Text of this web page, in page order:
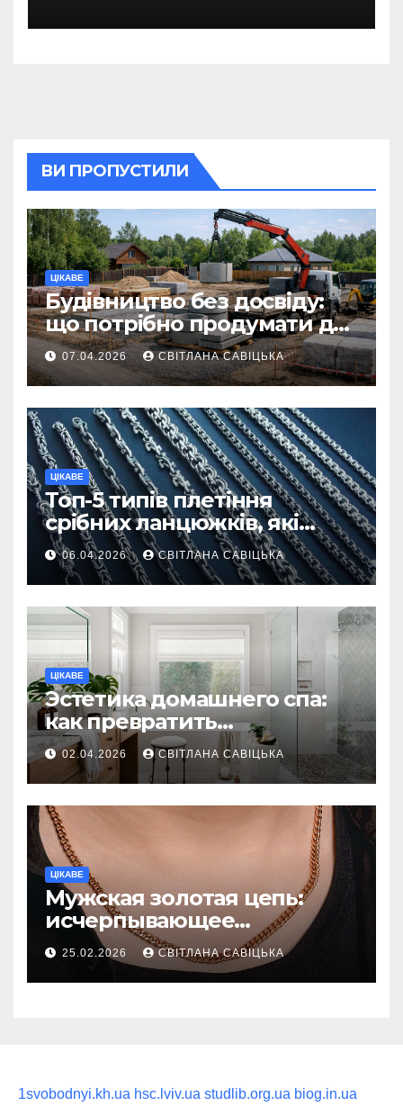
ВИ ПРОПУСТИЛИ
ЦІКАВЕ
Будівництво без досвіду:
що потрібно продумати до
першої доставки на
ділянку
07.04.2026 СВІТЛАНА САВІЦЬКА
ЦІКАВЕ
Топ-5 типів плетіння
срібних ланцюжків, які
вважаються
найнадійнішими
06.04.2026 СВІТЛАНА САВІЦЬКА
ЦІКАВЕ
Эстетика домашнего спа:
как превратить
ежедневную гигиену в
восстанавливающий
ритуал
02.04.2026 СВІТЛАНА САВІЦЬКА
ЦІКАВЕ
Мужская золотая цепь:
исчерпывающее
руководство по выбору
статусного украшения
25.02.2026 СВІТЛАНА САВІЦЬКА
1svobodnyi.kh.ua hsc.lviv.ua studlib.org.ua biog.in.ua